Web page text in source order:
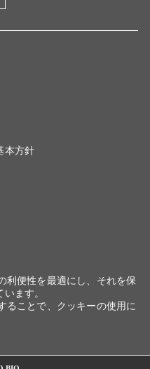
本方針
利便性を最適にし、それを保
ます。
ことで、クッキーの使用に